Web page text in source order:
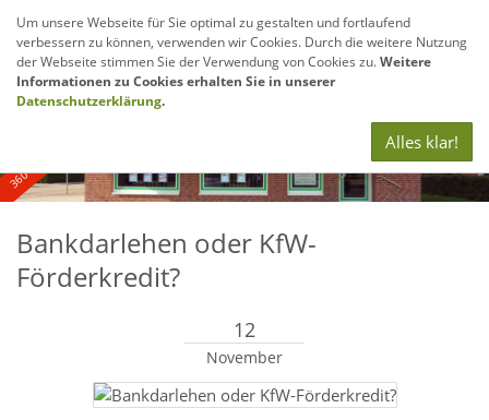
360° - und Luftbildaufnahmen
Bankdarlehen oder KfW-
Förderkredit?
12
November
Um unsere Webseite für Sie optimal zu gestalten und fortlaufend
verbessern zu können, verwenden wir Cookies. Durch die weitere Nutzung
der Webseite stimmen Sie der Verwendung von Cookies zu.Weitere
Informationen zu Cookies erhalten Sie in unserer
Datenschutzerklärung.
Alles klar!